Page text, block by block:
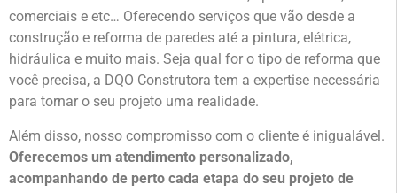
comerciais e etc… Oferecendo serviços que vão desde a
construção e reforma de paredes até a pintura, elétrica,
hidráulica e muito mais. Seja qual for o tipo de reforma que
você precisa, a DQO Construtora tem a expertise necessária
para tornar o seu projeto uma realidade.
Além disso, nosso compromisso com o cliente é inigualável.
Oferecemos um atendimento personalizado,
acompanhando de perto cada etapa do seu projeto de